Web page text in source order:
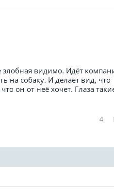
злобная видимо. Идёт
на собаку. И делает вид, что
он от неё хочет. Глаза
4